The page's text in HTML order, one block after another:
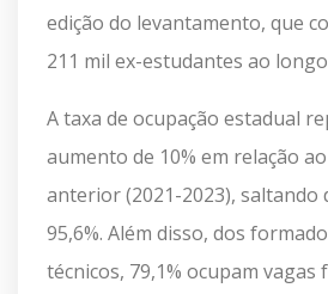
edição do levantamento, que
211 mil ex-estudantes ao
A taxa de ocupação estadual
aumento de 10% em relação
anterior (2021-2023), saltando
95,6%. Além disso, dos
técnicos, 79,1% ocupam vagas